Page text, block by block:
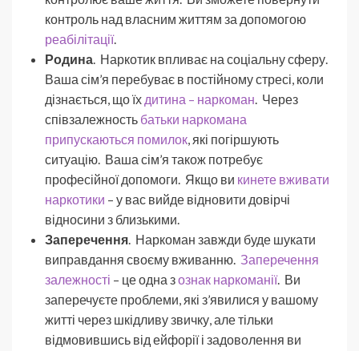
контроль над власним життям за допомогою
реабілітації.
Родина. Наркотик впливає на соціальну сферу.
Ваша сім’я перебуває в постійному стресі, коли
дізнається, що їх дитина – наркоман. Через
співзалежность батьки наркомана
припускаються помилок, які погіршують
ситуацію. Ваша сім’я також потребує
професійної допомоги. Якщо ви кинете вживати
наркотики – у вас вийде відновити довірчі
відносини з близькими.
Заперечення. Наркоман завжди буде шукати
виправдання своєму вживанню. Заперечення
залежності – це одна зознак наркоманії. Ви
заперечуєте проблеми, які з’явилися у вашому
житті через шкідливу ​​звичку, але тільки
відмовившись від ейфорії і задоволення ви